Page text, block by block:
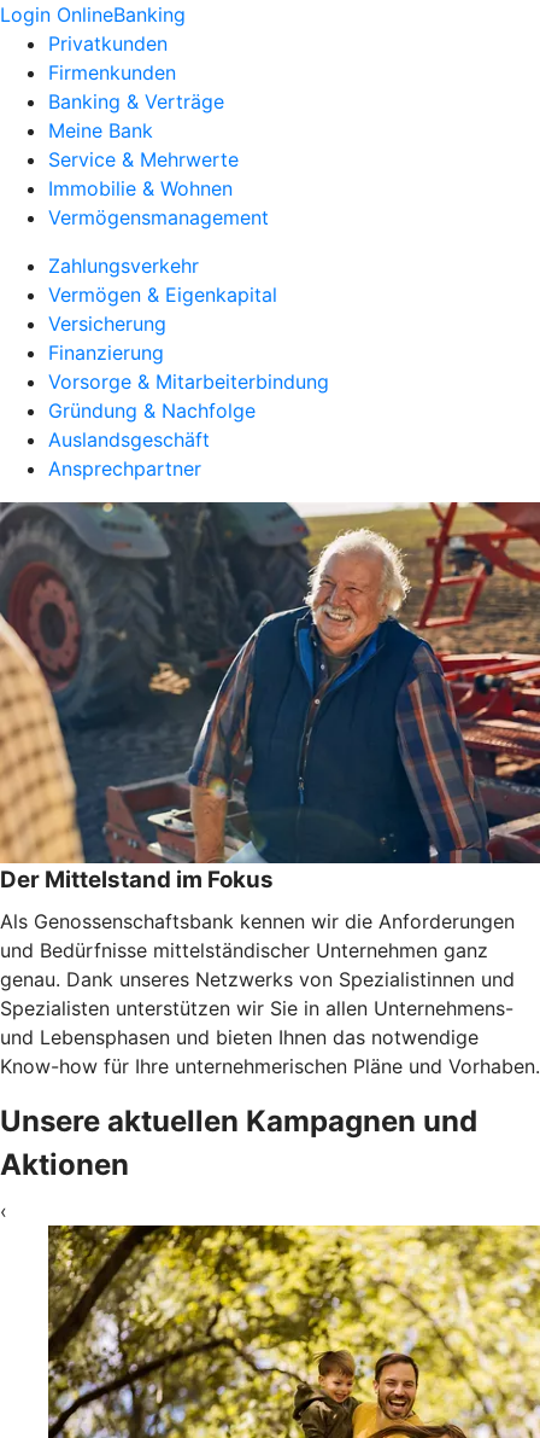
Login OnlineBanking
Privatkunden
Firmenkunden
Banking & Verträge
Meine Bank
Service & Mehrwerte
Immobilie & Wohnen
Vermögensmanagement
Zahlungsverkehr
Vermögen & Eigenkapital
Versicherung
Finanzierung
Vorsorge & Mitarbeiterbindung
Gründung & Nachfolge
Auslandsgeschäft
Ansprechpartner
Der Mittelstand im Fokus
Als Genossenschaftsbank kennen wir die Anforderungen
und Bedürfnisse mittelständischer Unternehmen ganz
genau. Dank unseres Netzwerks von Spezialistinnen und
Spezialisten unterstützen wir Sie in allen Unternehmens-
und Lebensphasen und bieten Ihnen das notwendige
Know-how für Ihre unternehmerischen Pläne und Vorhaben.
Unsere aktuellen Kampagnen und
Aktionen
‹